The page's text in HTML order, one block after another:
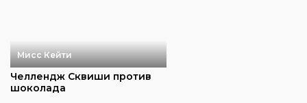
Мисс Кейти
Челлендж Сквиши против
шоколада